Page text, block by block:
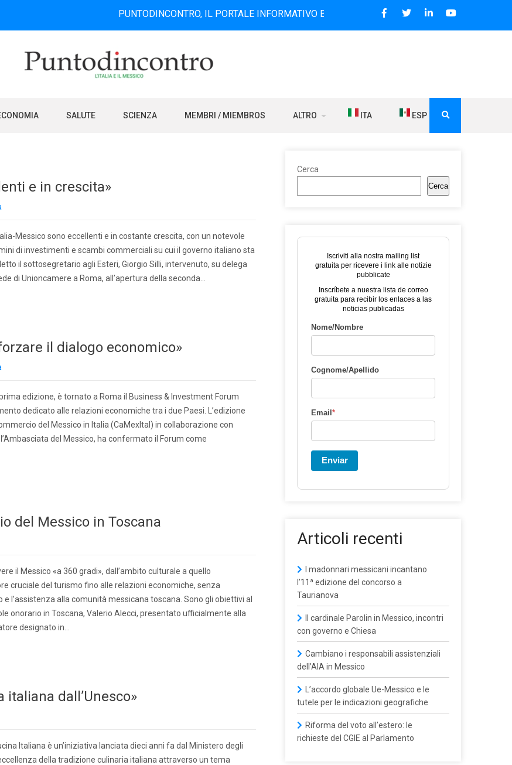
PUNTODINCONTRO, IL PORTALE INFORMATIVO BILINGUE CHE DAL 2006 DIFFONDE NOTIZIE SUI
SALUTE SCIENZA MEMBRI / MIEMBROS ALTRO ITA ESP
e in crescita»
Messico sono eccellenti e in costante crescita, con un notevole
di investimenti e scambi commerciali su cui il governo italiano sta
il sottosegretario agli Esteri, Giorgio Silli, intervenuto, su delega
di Unioncamere a Roma, all’apertura della seconda…
il dialogo economico»
edizione, è tornato a Roma il Business & Investment Forum
dedicato alle relazioni economiche tra i due Paesi. L’edizione
del Messico in Italia (CaMexItal) in collaborazione con
del Messico, ha confermato il Forum come
del Messico in Toscana
il Messico «a 360 gradi», dall’ambito culturale a quello
cruciale del turismo fino alle relazioni economiche, senza
l’assistenza alla comunità messicana toscana. Sono gli obiettivi al
onorario in Toscana, Valerio Alecci, presentato ufficialmente alla
designato in…
dall’Unesco»
Italiana è un’iniziativa lanciata dieci anni fa dal Ministero degli
della tradizione culinaria italiana attraverso un tema
Cerca
Cerca
Iscriviti alla nostra mailing list
gratuita per ricevere i link alle notizie
pubblicate
Inscríbete a nuestra lista de correo
gratuita para recibir los enlaces a las
noticias publicadas
Nome/Nombre
Cognome/Apellido
Email *
Enviar
Articoli recenti
I madonnari messicani incantano
l’11ª edizione del concorso a
Taurianova
Il cardinale Parolin in Messico, incontri
con governo e Chiesa
Cambiano i responsabili assistenziali
dell’AIA in Messico
L’accordo globale Ue-Messico e le
tutele per le indicazioni geografiche
Riforma del voto all’estero: le
richieste del CGIE al Parlamento